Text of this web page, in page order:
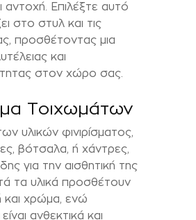
αντοχή. Επιλέξτε αυτό
στο στυλ και τις
προσθέτοντας μια
και
στον χώρο σας.
Τοιχωμάτων
υλικών φινιρίσματος,
βότσαλα, ή χάντρες,
για την αισθητική της
τα υλικά προσθέτουν
χρώμα, ενώ
ανθεκτικά και